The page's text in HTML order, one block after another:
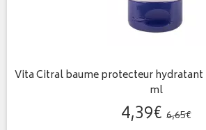
Vita Citral baume protecteur hydratant
ml
4,39€ 6,65€